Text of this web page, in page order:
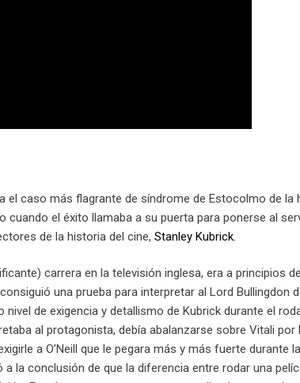
caso más flagrante de síndrome de Estocolmo de la
el éxito llamaba a su puerta para ponerse al
de la historia del cine, Stanley Kubrick.
carrera en la televisión inglesa, era a principios
una prueba para interpretar al Lord Bullingdon
de exigencia y detallismo de Kubrick durante el
al protagonista, debía abalanzarse sobre Vitali
a O’Neill que le pegara más y más fuerte
la conclusión de que la diferencia entre rodar una